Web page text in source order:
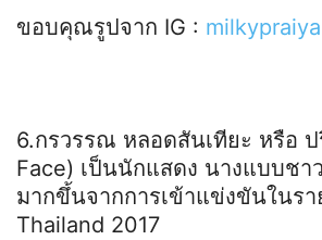
ขอบคุณรูปจาก IG : milkypraiya
6.กรวรรณ หลอดสันเทียะ หรือ
Face) เป็นนักแสดง นางแบบชา
มากขึ้นจากการเข้าแข่งขันในรา
Thailand 2017